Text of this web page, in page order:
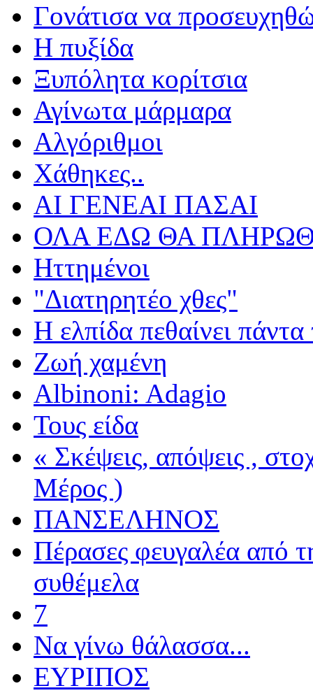
Γονάτισα να
Η πυξίδα
Ξυπόλητα κορίτσια
Αγίνωτα μάρμαρα
Αλγόριθμοι
Χάθηκες..
ΑΙ ΓΕΝΕΑΙ ΠΑΣΑΙ
ΟΛΑ ΕΔΩ ΘΑ
Ηττημένοι
"Διατηρητέο χθες"
Η ελπίδα πεθαίνει πάντα
Ζωή χαμένη
Albinoni: Adagio
Τους είδα
« Σκέψεις, απόψεις ,
Μέρος )
ΠΑΝΣΕΛΗΝΟΣ
Πέρασες φευγαλέα από
συθέμελα
7
Να γίνω θάλασσα...
ΕΥΡΙΠΟΣ